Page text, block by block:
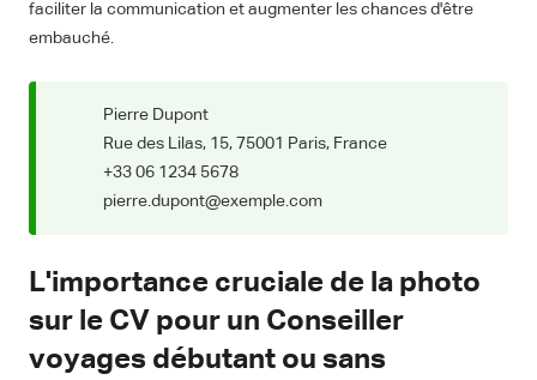
faciliter la communication et augmenter les chances d'être
embauché.
Pierre Dupont
Rue des Lilas, 15, 75001 Paris, France
+33 06 1234 5678
pierre.dupont@exemple.com
L'importance cruciale de la photo
sur le CV pour un Conseiller
voyages débutant ou sans